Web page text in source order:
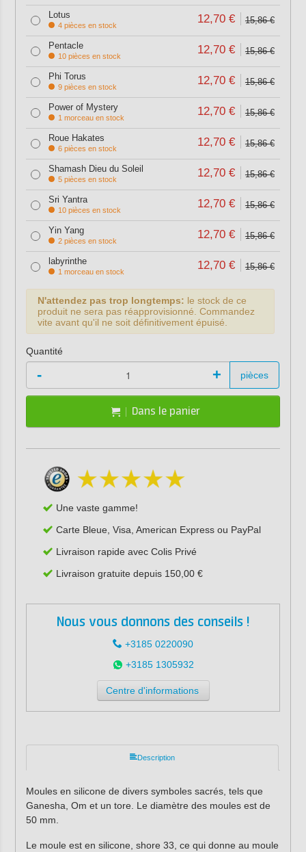
Lotus
4 pièces en stock 12,70 € 15,86 €
Pentacle
10 pièces en stock 12,70 € 15,86 €
Phi Torus
9 pièces en stock 12,70 € 15,86 €
Power of Mystery
1 morceau en stock 12,70 € 15,86 €
Roue Hakates
6 pièces en stock 12,70 € 15,86 €
Shamash Dieu du Soleil
5 pièces en stock 12,70 € 15,86 €
Sri Yantra
10 pièces en stock 12,70 € 15,86 €
Yin Yang
2 pièces en stock 12,70 € 15,86 €
labyrinthe
1 morceau en stock 12,70 € 15,86 €
N'attendez pas trop longtemps: le stock de ce
produit ne sera pas réapprovisionné. Commandez
vite avant qu'il ne soit définitivement épuisé.
Quantité
- + pièces
Dans le panier
Une vaste gamme!
Carte Bleue, Visa, American Express ou PayPal
Livraison rapide avec Colis Privé
Livraison gratuite depuis 150,00 €
Nous vous donnons des conseils !
+3185 0220090
+3185 1305932
Centre d'informations
Description
Moules en silicone de divers symboles sacrés, tels que
Ganesha, Om et un tore. Le diamètre des moules est de
50 mm.
Le moule est en silicone, shore 33, ce qui donne au moule